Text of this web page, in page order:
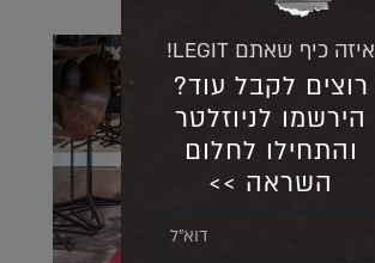
איזה כיף שאתם LEGIT!
רוצים לקבל עוד?
הירשמו לניוזלטר
והתחילו לחלום
השראה >>